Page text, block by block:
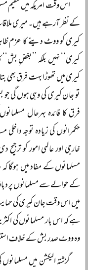
اس وقت امریکہ میں مقیم
کے نظر آرہے ہیں۔ میری
کیری کو ووٹ دینے کا عزم
کیری‘‘ نہیں بلکہ ’’بغضِ
کیری میں تھوڑا بہت فرق بھی
تو جان کیری کی وہی ہوں گی جو
فرق کا فائدہ بہرحال
حکمرانوں کی زیادہ توجہ
خارجی اور عالمی امور کو
مسلمانوں کے مفاد میں ہوگا
کے حوالے سے مسلمانوں پر
میں اس وقت جان کیری کی
ہے کہ اس بار مسلمانوں کی
وہ ووٹ صدر بش کے خلاف
گزشتہ الیکشن میں